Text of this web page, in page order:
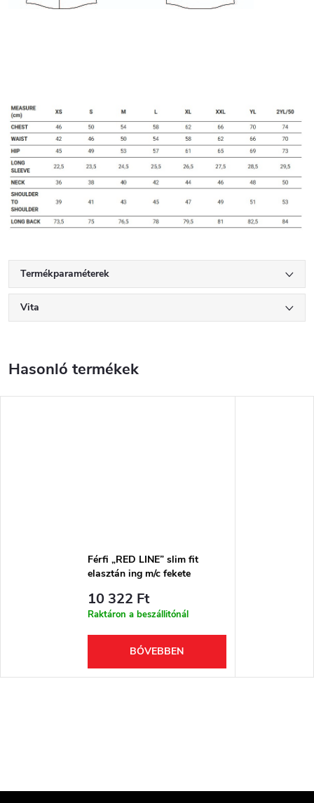
Termékparaméterek
Vita
Férfi „RED LINE” slim fit
elasztán ing m/c fekete
10 322 Ft
Raktáron a beszállitónál
BŐVEBBEN